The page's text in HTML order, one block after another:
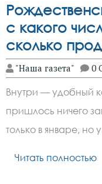
с какого
сколько
"Наша газета" 0
Внутри — удобный
пришлось ничего
только в январе,
Читать полностью